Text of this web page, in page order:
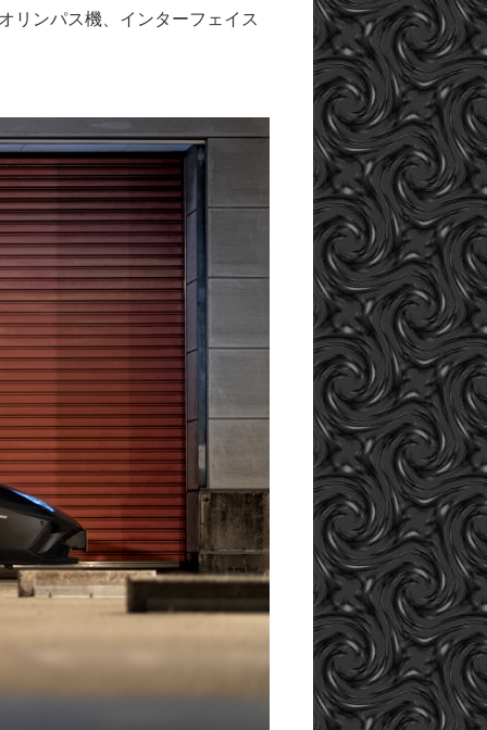
リンパス機、インターフェイス